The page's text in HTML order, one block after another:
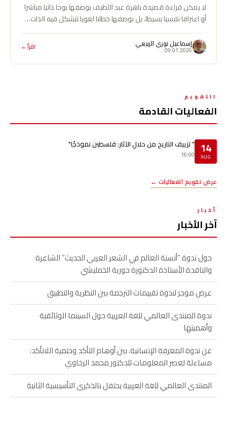
لا يمكن قراءة قصيدة باهرة عبد اللطيف بوصفها بوحا ذاتيا مباشرا
أو اعترافا نفسيا بسيطا، بل بوصفها خطابا لغويا تتشكل فيه الذات…
إسماعيل نوري الربيعي
09.01.2026 اقرأ ←
التقويم
الفعاليات القادمة
14
AUG
" تزييف التاريخ من خلال الآثار: فلسطين نموذجًا"
16:00
عرض تقويم الفعاليات ←
أخبار
آخر الأخبار
حول ندوة “أنسنة العالم في الشعر العربي الحديث” الشاعرة
والناقدة الأستاذة الدكتورة حورية الخمليشي
عرض موجز لندوة تقييمات الترجمة بين النظرية والتطبيق
ندوة المنتدى العالمي للغة العربية حول السينما الوثائقية
وأهميتها
عن ندوة المعرفة الإنسانية، بين أوهام التأكد وحتمية اللاتأكد:
مساءلة لعصر المعلومات للدكتور محمد الرخاوي
المنتدى العالمي للغة العربية يحتفل بالذكرى التأسيسية الثانية